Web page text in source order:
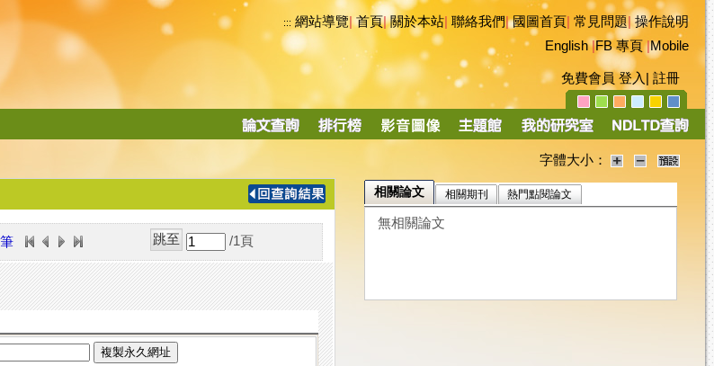
::: 網站導覽|首頁|關於本站 聯絡我們|國圖首頁 常見問題|操作說明
English|FB 專頁|Mobile
免費會員 登入 註冊
導
字體大小：
/1 頁
複製永久網址
相關論文 相關期刊 熱門點閱論文
無相關論文